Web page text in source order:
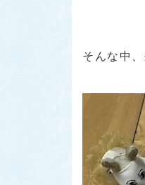
そんな中